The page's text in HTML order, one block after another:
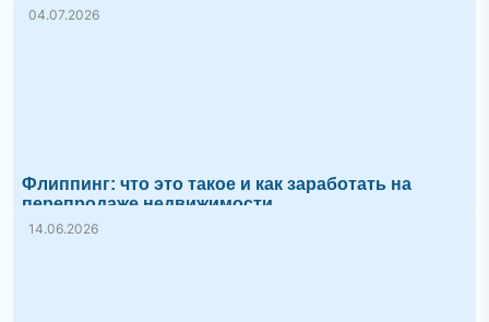
04.07.2026
Флиппинг: что это такое и как заработать на
перепродаже недвижимости
14.06.2026